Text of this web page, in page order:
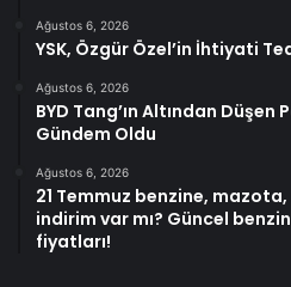
Ağustos 6, 2026
YSK, Özgür Özel’in İhtiyati
Ağustos 6, 2026
BYD Tang’ın Altından
Gündem Oldu
Ağustos 6, 2026
21 Temmuz benzine,
indirim var mı? Güncel
fiyatları!